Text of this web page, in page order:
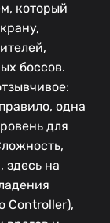
который
боссов.
одна
для
здесь на
Controller),